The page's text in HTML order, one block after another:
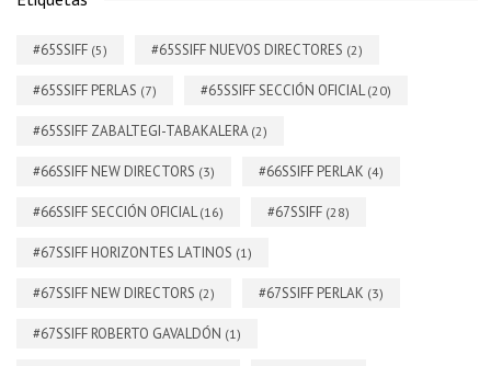
#65SSIFF (5) #65SSIFF NUEVOS DIRECTORES (2)
#65SSIFF PERLAS (7) #65SSIFF SECCIÓN OFICIAL(20)
#65SSIFF ZABALTEGI-TABAKALERA (2)
#66SSIFF NEW DIRECTORS (3) #66SSIFF PERLAK (4)
#66SSIFF SECCIÓN OFICIAL(16) #67SSIFF (28)
#67SSIFF HORIZONTES LATINOS (1)
#67SSIFF NEW DIRECTORS (2) #67SSIFF PERLAK (3)
#67SSIFF ROBERTO GAVALDÓN (1)